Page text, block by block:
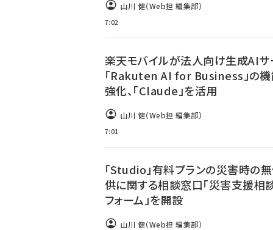
山川 健（Web担 編集部）
7:02
楽天モバイルが法人向け生成AIサ
「Rakuten AI for Business」の
強化、「Claude」を活用
山川 健（Web担 編集部）
7:01
「Studio」有料プランの災害時の
供に関する相談窓口「災害支援相
フォーム」を開設
山川 健（Web担 編集部）